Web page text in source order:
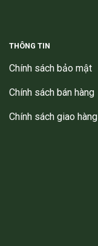
THÔNG TIN
Chính sách bảo mật
Chính sách bán hàng
Chính sách giao hàng